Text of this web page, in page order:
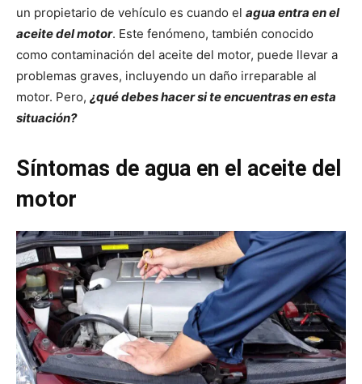
un propietario de vehículo es cuando el agua entra en el
aceite del motor. Este fenómeno, también conocido
como contaminación del aceite del motor, puede llevar a
problemas graves, incluyendo un daño irreparable al
motor. Pero, ¿qué debes hacer si te encuentras en esta
situación?
Síntomas de agua en el aceite del
motor